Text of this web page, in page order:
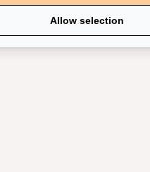
Allow selection